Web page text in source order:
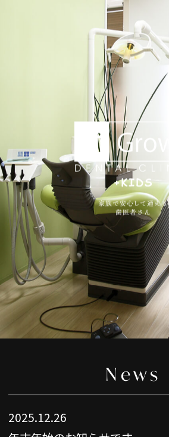
家族で安心して通える
歯医者さん
News
2025.12.26